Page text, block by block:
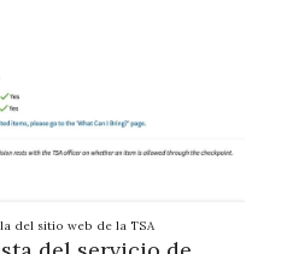
del sitio web de la TSA